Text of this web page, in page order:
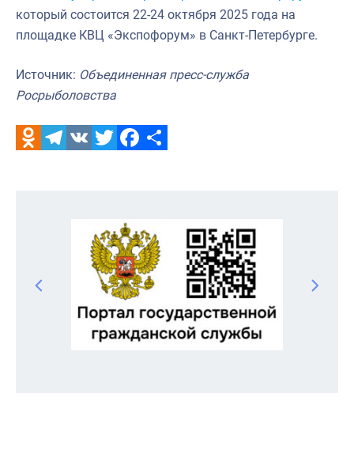
который состоится 22-24 октября 2025 года на
площадке КВЦ «Экспофорум» в Санкт-Петербурге.
Источник: Объединенная пресс-служба
Росрыболовства